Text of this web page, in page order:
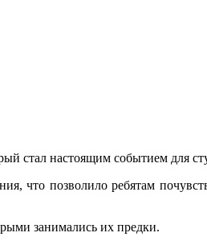
стал настоящим событием для
что позволило ребятам
занимались их предки.